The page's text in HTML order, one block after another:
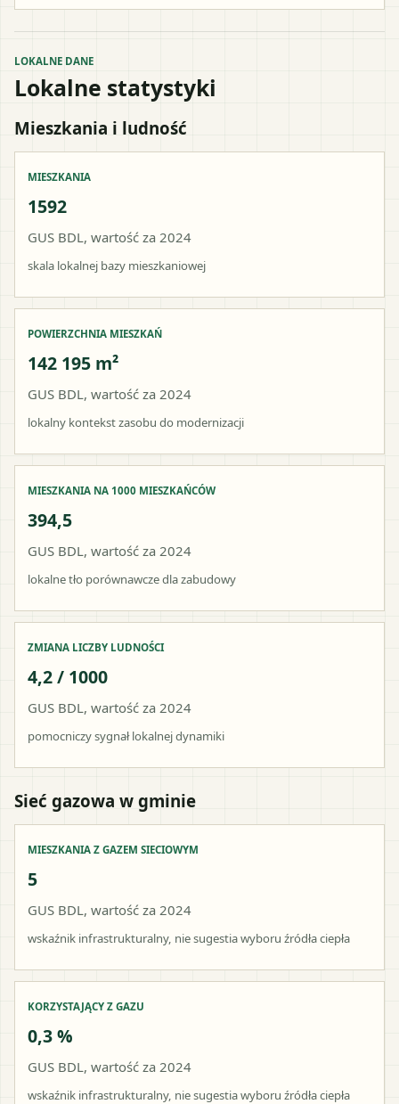
LOKALNE DANE
Lokalne statystyki
Mieszkania i ludność
MIESZKANIA
1592
GUS BDL, wartość za 2024
skala lokalnej bazy mieszkaniowej
POWIERZCHNIA MIESZKAŃ
142 195 m²
GUS BDL, wartość za 2024
lokalny kontekst zasobu do modernizacji
MIESZKANIA NA 1000 MIESZKAŃCÓW
394,5
GUS BDL, wartość za 2024
lokalne tło porównawcze dla zabudowy
ZMIANA LICZBY LUDNOŚCI
4,2 / 1000
GUS BDL, wartość za 2024
pomocniczy sygnał lokalnej dynamiki
Sieć gazowa w gminie
MIESZKANIA Z GAZEM SIECIOWYM
5
GUS BDL, wartość za 2024
wskaźnik infrastrukturalny, nie sugestia wyboru źródła ciepła
KORZYSTAJĄCY Z GAZU
0,3 %
GUS BDL, wartość za 2024
wskaźnik infrastrukturalny, nie sugestia wyboru źródła ciepła